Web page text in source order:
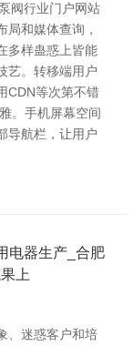
阀行业门户网站
和媒体查询，
多样蛊惑上皆能
艺。转移端用户
CDN等次第不错
。手机屏幕空间
导航栏，让用户
电器生产_合肥
上
、迷惑客户和培